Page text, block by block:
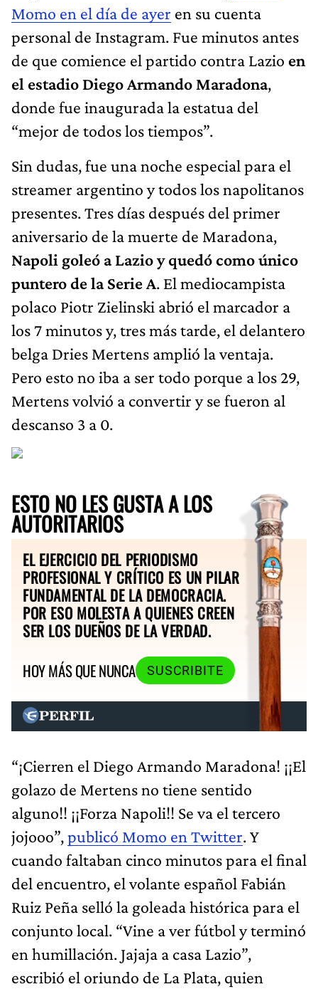
Momo en el día de ayer en su cuenta
personal de Instagram. Fue minutos antes
de que comience el partido contra Lazio en
el estadio Diego Armando Maradona,
donde fue inaugurada la estatua del
“mejor de todos los tiempos”.
Sin dudas, fue una noche especial para el
streamer argentino y todos los napolitanos
presentes. Tres días después del primer
aniversario de la muerte de Maradona,
Napoli goleó a Lazio y quedó como único
puntero de la Serie A. El mediocampista
polaco Piotr Zielinski abrió el marcador a
los 7 minutos y, tres más tarde, el delantero
belga Dries Mertens amplió la ventaja.
Pero esto no iba a ser todo porque a los 29,
Mertens volvió a convertir y se fueron al
descanso 3 a 0.
ESTO NO LES GUSTA A LOS
AUTORITARIOS
EL EJERCICIO DEL PERIODISMO
PROFESIONAL Y CRÍTICO ES UN PILAR
FUNDAMENTAL DE LA DEMOCRACIA.
POR ESO MOLESTA A QUIENES CREEN
SER LOS DUEÑOS DE LA VERDAD.
HOY MÁS QUE NUNCA
SUSCRIBITE
“¡Cierren el Diego Armando Maradona! ¡¡El
golazo de Mertens no tiene sentido
alguno!! ¡¡Forza Napoli!! Se va el tercero
jojooo”,publicó Momo en Twitter. Y
cuando faltaban cinco minutos para el final
del encuentro, el volante español Fabián
Ruiz Peña selló la goleada histórica para el
conjunto local. “Vine a ver fútbol y terminó
en humillación. Jajaja a casa Lazio”,
escribió el oriundo de La Plata, quien